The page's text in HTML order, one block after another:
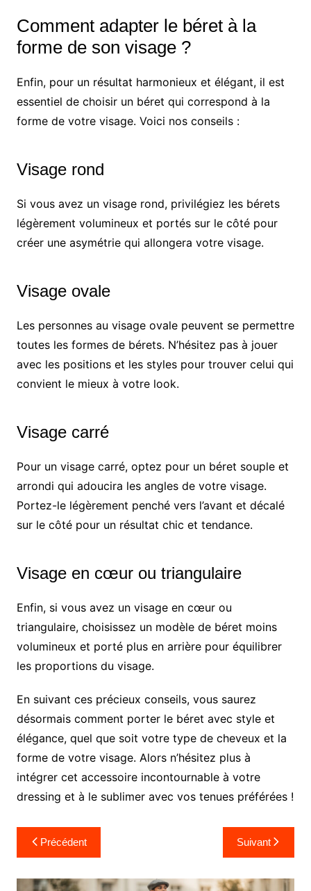
Comment adapter le béret à la
forme de son visage ?
Enfin, pour un résultat harmonieux et élégant, il est
essentiel de choisir un béret qui correspond à la
forme de votre visage. Voici nos conseils :
Visage rond
Si vous avez un visage rond, privilégiez les bérets
légèrement volumineux et portés sur le côté pour
créer une asymétrie qui allongera votre visage.
Visage ovale
Les personnes au visage ovale peuvent se permettre
toutes les formes de bérets. N’hésitez pas à jouer
avec les positions et les styles pour trouver celui qui
convient le mieux à votre look.
Visage carré
Pour un visage carré, optez pour un béret souple et
arrondi qui adoucira les angles de votre visage.
Portez-le légèrement penché vers l’avant et décalé
sur le côté pour un résultat chic et tendance.
Visage en cœur ou triangulaire
Enfin, si vous avez un visage en cœur ou
triangulaire, choisissez un modèle de béret moins
volumineux et porté plus en arrière pour équilibrer
les proportions du visage.
En suivant ces précieux conseils, vous saurez
désormais comment porter le béret avec style et
élégance, quel que soit votre type de cheveux et la
forme de votre visage. Alors n’hésitez plus à
intégrer cet accessoire incontournable à votre
dressing et à le sublimer avec vos tenues préférées !
Navigation
de
l’article
Précédent Suivant